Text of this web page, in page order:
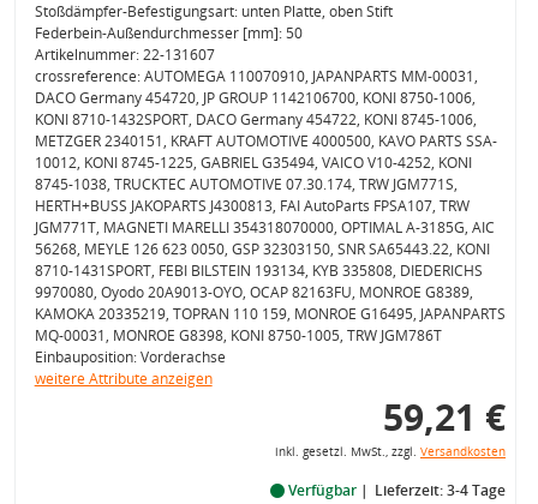
Stoßdämpfer-Befestigungsart: unten Platte, oben Stift
Federbein-Außendurchmesser [mm]: 50
Artikelnummer: 22-131607
crossreference: AUTOMEGA 110070910, JAPANPARTS MM-00031,
DACO Germany 454720, JP GROUP 1142106700, KONI 8750-1006,
KONI 8710-1432SPORT, DACO Germany 454722, KONI 8745-1006,
METZGER 2340151, KRAFT AUTOMOTIVE 4000500, KAVO PARTS SSA-
10012, KONI 8745-1225, GABRIEL G35494, VAICO V10-4252, KONI
8745-1038, TRUCKTEC AUTOMOTIVE 07.30.174, TRW JGM771S,
HERTH+BUSS JAKOPARTS J4300813, FAI AutoParts FPSA107, TRW
JGM771T, MAGNETI MARELLI 354318070000, OPTIMAL A-3185G, AIC
56268, MEYLE 126 623 0050, GSP 32303150, SNR SA65443.22, KONI
8710-1431SPORT, FEBI BILSTEIN 193134, KYB 335808, DIEDERICHS
9970080, Oyodo 20A9013-OYO, OCAP 82163FU, MONROE G8389,
KAMOKA 20335219, TOPRAN 110 159, MONROE G16495, JAPANPARTS
MQ-00031, MONROE G8398, KONI 8750-1005, TRW JGM786T
Einbauposition: Vorderachse
weitere Attribute anzeigen
59,21 €
inkl. gesetzl. MwSt., zzgl. Versandkosten
Verfügbar Lieferzeit: 3-4 Tage